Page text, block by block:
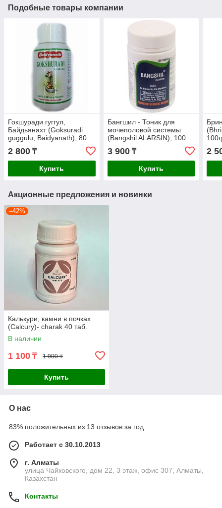
Подобные товары компании
Гокшуради гуггул,
Байдьянахт (Goksuradi
guggulu, Baidyanath), 80
табл, мочеполовая сфера,
диабет, почки
2 800 ₸
Купить
Бангшил - Тоник для
мочеполовой системы
(Bangshil ALARSIN), 100
таб., простатит, цистит,
уретрит, пиелонефрит
3 900₸
Купить
2
Акционные предложения и новинки
–42%
Калькури, камни в почках
(Calcury)- charak 40 таб.
В наличии
1 100 ₸ 1 900 ₸
Купить
О нас
83% положительных из 13 отзывов за год
Работает с 30.10.2013
г. Алматы
улица Чайковского, дом 22, 3 этаж, офис 307, Алматы,
Казахстан
Контакты